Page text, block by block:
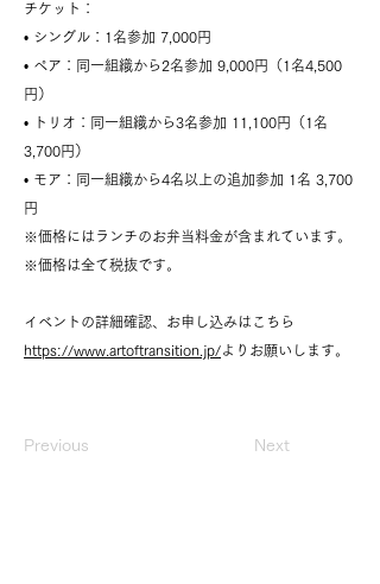
チケット：
• シングル：1名参加 7,000円
• ペア：同一組織から2名参加 9,000円（1名4,500
円）
• トリオ：同一組織から3名参加 11,100円（1名
3,700円）
• モア：同一組織から4名以上の追加参加 1名 3,700
円
※価格にはランチのお弁当料金が含まれています。
※価格は全て税抜です。
イベントの詳細確認、お申し込みはこちら
https://www.artoftransition.jp/よりお願いします。
Previous Next